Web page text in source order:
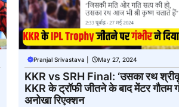
Pranjal Srivastava May 27, 2024
KKR vs SRH Final: ‘उसका रथ
KKR के ट्रॉफी जीतने के बाद मेंटर गौतम
अनोखा रिएक्शन